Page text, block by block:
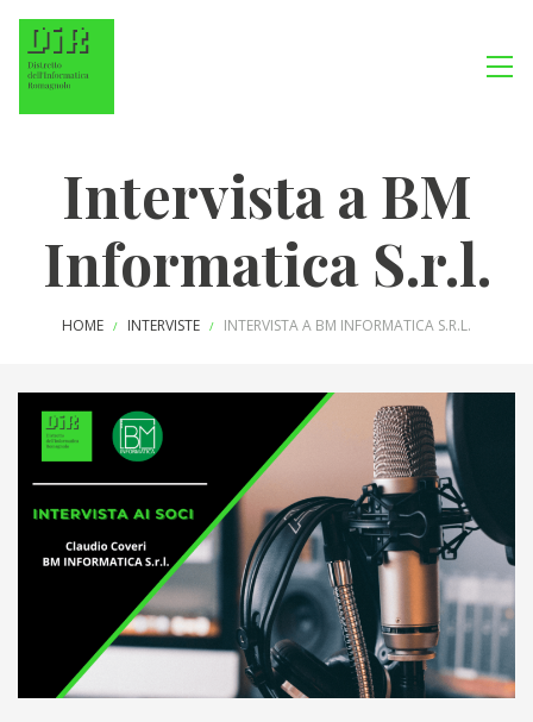
Intervista a BM
Informatica S.r.l.
HOME / INTERVISTE / INTERVISTA A BM INFORMATICA S.R.L.